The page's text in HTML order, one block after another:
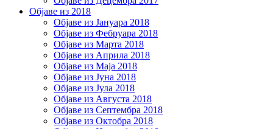
Објаве из 2018
Објаве из Јануара 2018
Објаве из Фебруара 2018
Објаве из Марта 2018
Објаве из Априла 2018
Објаве из Маја 2018
Објаве из Јуна 2018
Објаве из Јула 2018
Објаве из Августа 2018
Објаве из Септембра 2018
Објаве из Октобра 2018